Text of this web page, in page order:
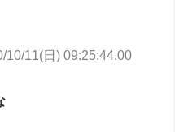
10/11(日) 09:25:44.00